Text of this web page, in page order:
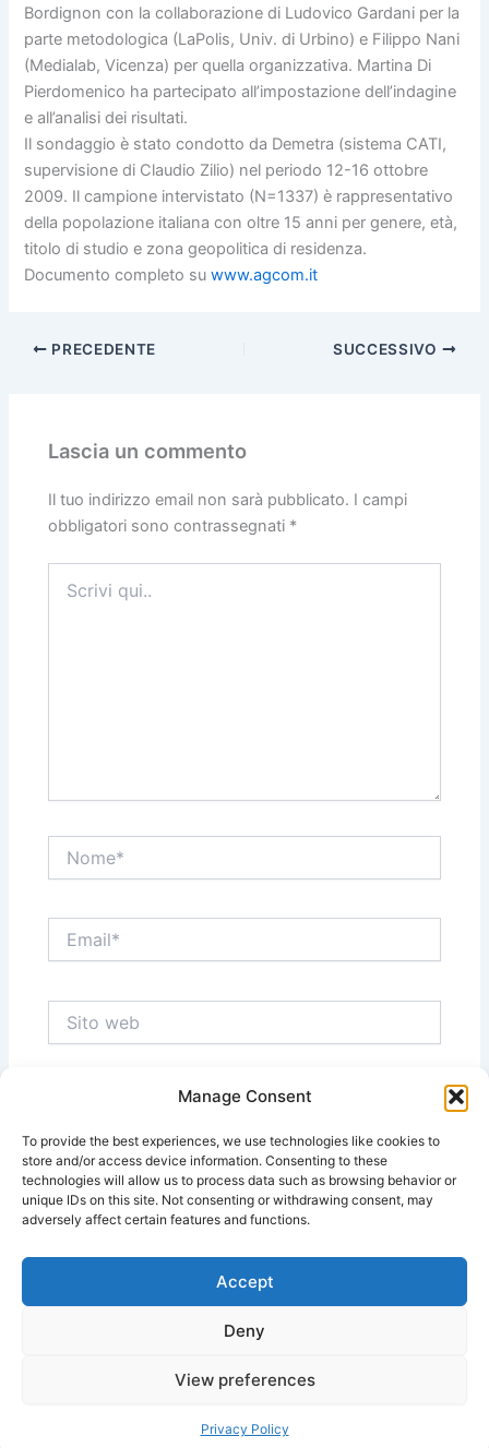
Manage Consent
To provide the best experiences, we use technologies like cookies to
store and/or access device information. Consenting to these
technologies will allow us to process data such as browsing behavior or
unique IDs on this site. Not consenting or withdrawing consent, may
adversely affect certain features and functions.
Accept
Deny
View preferences
Privacy Policy
Bordignon con la collaborazione di Ludovico Gardani per la
parte metodologica (LaPolis, Univ. di Urbino) e Filippo Nani
(Medialab, Vicenza) per quella organizzativa. Martina Di
Pierdomenico ha partecipato all’impostazione dell’indagine
e all’analisi dei risultati.
Il sondaggio è stato condotto da Demetra (sistema CATI,
supervisione di Claudio Zilio) nel periodo 12-16 ottobre
2009. Il campione intervistato (N=1337) è rappresentativo
della popolazione italiana con oltre 15 anni per genere, età,
titolo di studio e zona geopolitica di residenza.
Documento completo suwww.agcom.it
PRECEDENTE SUCCESSIVO
Lascia un commento
Il tuo indirizzo email non sarà pubblicato. I campi
obbligatori sono contrassegnati *
qui..
web
Salva il mio nome, email e sito web in questo
Copyright © 2026 Massimo Ragnedda | Powered by